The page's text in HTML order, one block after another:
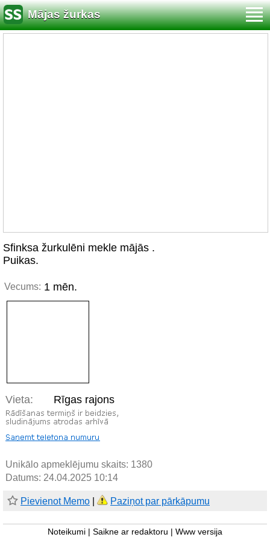
Mājas žurkas
Sfinksa žurkulēni mekle mājās .
Puikas.
Vecums: 1 mēn.
Vieta: Rīgas rajons
Unikālo apmeklējumu skaits: 1380
Datums: 24.04.2025 10:14
Pievienot Memo Paziņot par pārkāpumu
Noteikumi Saikne ar redaktoru Www versija